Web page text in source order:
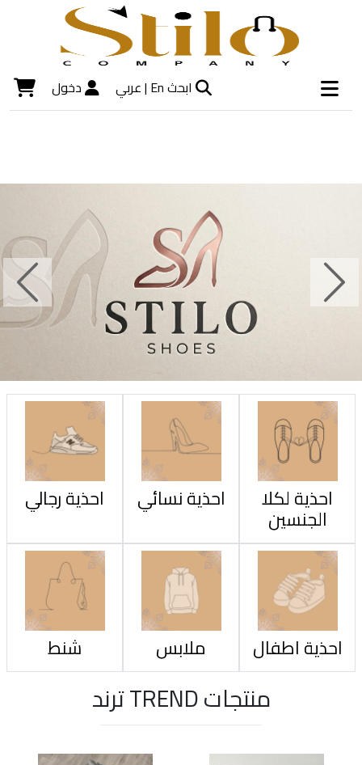
ابحثEn | عربي دخول
Previous
Next
احذية لكلا
الجنسين
احذية نسائي احذية رجالي
احذية اطفال ملابس شنط
منتجات TREND ترند